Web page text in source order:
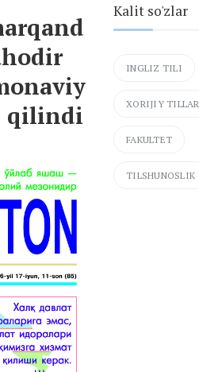
qilindi
Kalit so'zlar
INGLIZ TILI
XORIJIY TILLAR
FAKULTET
TILSHUNOSLIK